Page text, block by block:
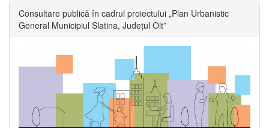
Consultare publică în cadrul proiectului „Plan Urbanistic
General Municipiul Slatina, Județul Olt”